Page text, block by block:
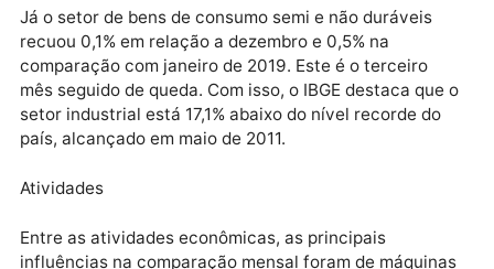
O segmento de bens intermediários cresceu 0,8% em
janeiro na comparação com dezembro, mas
queda de 1,6% em relação a janeiro de 2019. Os bens
de consumo duráveis cresceram 3,7% na
mensal e 1,7% na anual, após perda acumulada de
Já o setor de bens de consumo semi e não duráveis
recuou 0,1% em relação a dezembro e 0,5% na